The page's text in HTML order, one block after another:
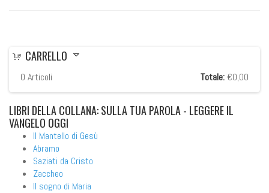
CARRELLO
0 Articoli Totale: €0,00
LIBRI DELLA COLLANA: SULLA TUA PAROLA - LEGGERE IL
VANGELO OGGI
Il Mantello di Gesù
Abramo
Saziati da Cristo
Zaccheo
Il sogno di Maria